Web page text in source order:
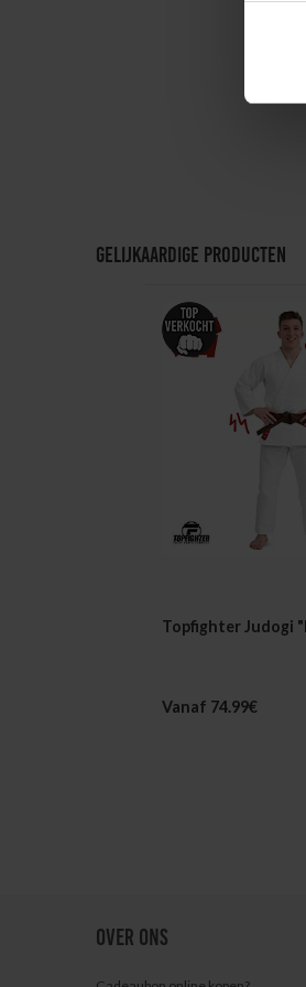
Gelijkaardige producten
Topfighter Judogi
Vanaf 74.99€
OVER ONS